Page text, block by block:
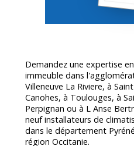
Demandez une expertise
immeuble dans
Villeneuve La Riviere, à
Canohes, à Toulouges, à
Perpignan ou à L Anse
neuf installateurs de
dans le département
région Occitanie.